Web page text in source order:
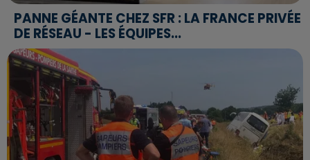
PANNE GÉANTE CHEZ SFR : LA FRANCE PRIVÉE
DE RÉSEAU - LES ÉQUIPES...